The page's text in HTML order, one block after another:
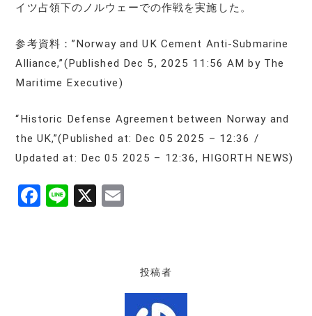
イツ占領下のノルウェーでの作戦を実施した。
参考資料：”Norway and UK Cement Anti-Submarine
Alliance,”(Published Dec 5, 2025 11:56 AM by The
Maritime Executive)
“Historic Defense Agreement between Norway and
the UK,”(Published at: Dec 05 2025 – 12:36 /
Updated at: Dec 05 2025 – 12:36, HIGORTH NEWS)
F
Li X
投稿者